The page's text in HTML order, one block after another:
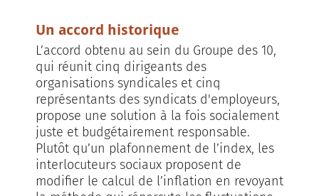
Un accord historique
L’accord obtenu au sein du Groupe des 10,
qui réunit cinq dirigeants des
organisations syndicales et cinq
représentants des syndicats d'employeurs,
propose une solution à la fois socialement
juste et budgétairement responsable.
Plutôt qu’un plafonnement de l’index, les
interlocuteurs sociaux proposent de
modifier le calcul de l’inflation en revoyant